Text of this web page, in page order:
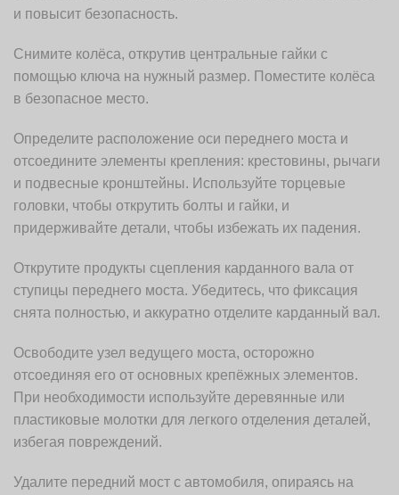
и повысит безопасность.
Снимите колёса, открутив центральные гайки с
помощью ключа на нужный размер. Поместите колёса
в безопасное место.
Определите расположение оси переднего моста и
отсоедините элементы крепления: крестовины, рычаги
и подвесные кронштейны. Используйте торцевые
головки, чтобы открутить болты и гайки, и
придерживайте детали, чтобы избежать их падения.
Открутите продукты сцепления карданного вала от
ступицы переднего моста. Убедитесь, что фиксация
снята полностью, и аккуратно отделите карданный вал.
Освободите узел ведущего моста, осторожно
отсоединяя его от основных крепёжных элементов.
При необходимости используйте деревянные или
пластиковые молотки для легкого отделения деталей,
избегая повреждений.
Удалите передний мост с автомобиля, опираясь на